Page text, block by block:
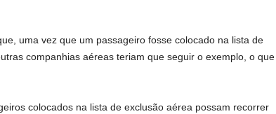
uma vez que um passageiro fosse colocado na lista de
companhias aéreas teriam que seguir o exemplo, o que
colocados na lista de exclusão aérea possam recorrer